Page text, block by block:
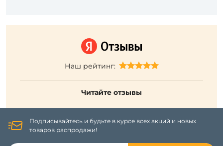
Наш рейтинг:
Читайте отзывы
Подписывайтесь и будьте в курсе всех акций и новых
товаров распродажи!